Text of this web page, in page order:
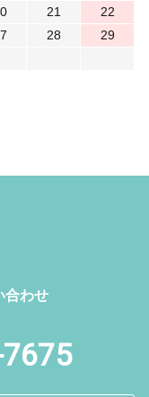
21
22
28
29
合わせ